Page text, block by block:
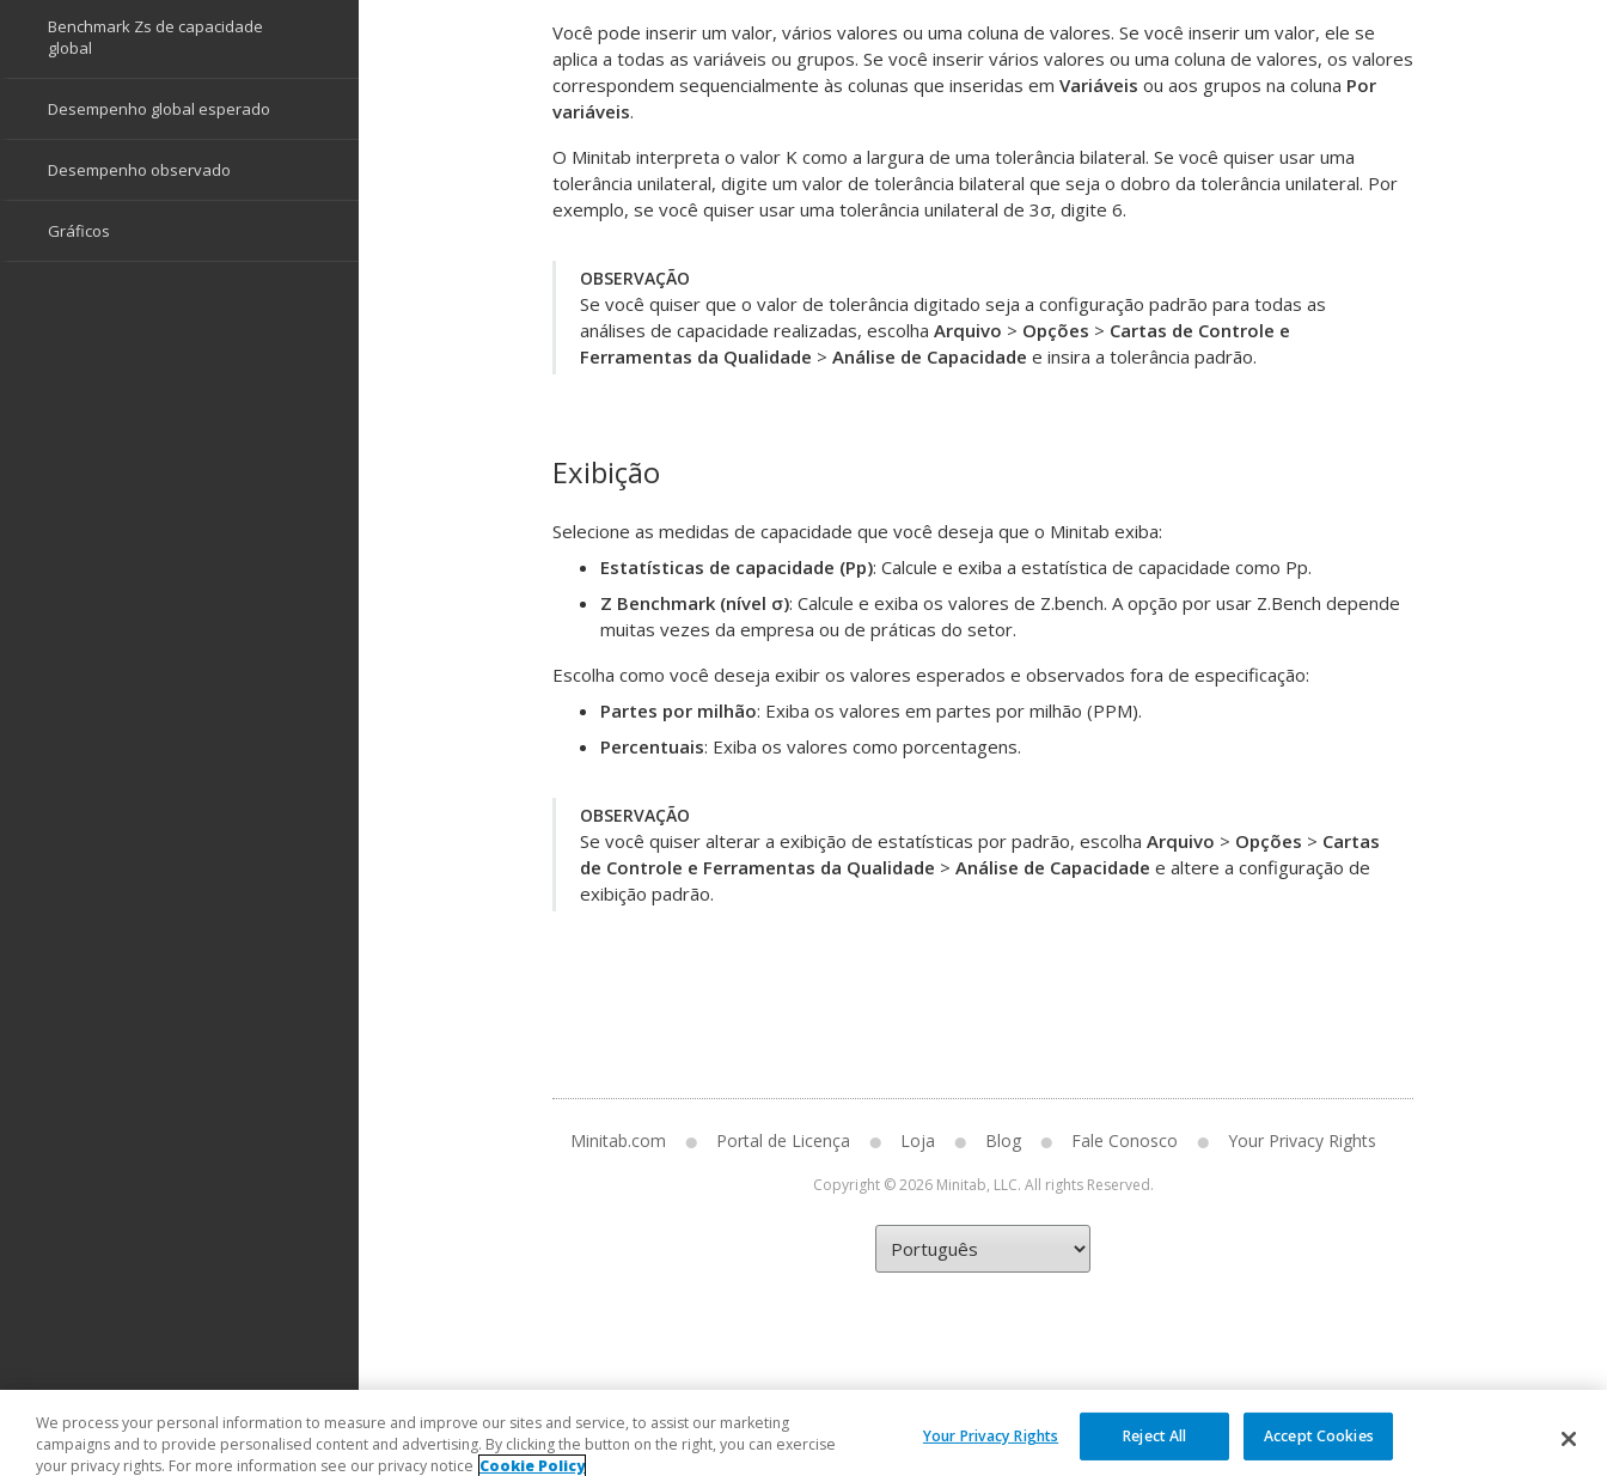
Você pode inserir um valor, vários valores ou uma coluna de valores. Se você inserir um valor, ele se
aplica a todas as variáveis ou grupos. Se você inserir vários valores ou uma coluna de valores, os valores
correspondem sequencialmente às colunas que inseridas em Variáveis ou aos grupos na coluna Por
variáveis.
O Minitab interpreta o valor K como a largura de uma tolerância bilateral. Se você quiser usar uma
tolerância unilateral, digite um valor de tolerância bilateral que seja o dobro da tolerância unilateral. Por
exemplo, se você quiser usar uma tolerância unilateral de 3σ, digite 6.
OBSERVAÇÃO
Se você quiser que o valor de tolerância digitado seja a configuração padrão para todas as
análises de capacidade realizadas, escolha Arquivo > Opções > Cartas de Controle e
Ferramentas da Qualidade > Análise de Capacidade e insira a tolerância padrão.
Exibição
Selecione as medidas de capacidade que você deseja que o Minitab exiba:
Estatísticas de capacidade (Pp): Calcule e exiba a estatística de capacidade como Pp.
Z Benchmark (nível σ): Calcule e exiba os valores de Z.bench. A opção por usar Z.Bench depende
muitas vezes da empresa ou de práticas do setor.
Escolha como você deseja exibir os valores esperados e observados fora de especificação:
Partes por milhão: Exiba os valores em partes por milhão (PPM).
Percentuais: Exiba os valores como porcentagens.
OBSERVAÇÃO
Se você quiser alterar a exibição de estatísticas por padrão, escolha Arquivo > Opções > Cartas
de Controle e Ferramentas da Qualidade > Análise de Capacidade e altere a configuração de
exibição padrão.
Minitab.com Portal de Licença Loja Blog Fale Conosco Your Privacy Rights
Copyright © 2026 Minitab, LLC. All rights Reserved.
We process your personal information to measure and improve our sites and service, to assist our marketing
campaigns and to provide personalised content and advertising. By clicking the button on the right, you can exercise
your privacy rights. For more information see our privacy notice Cookie Policy
Your Privacy Rights Reject All Accept Cookies